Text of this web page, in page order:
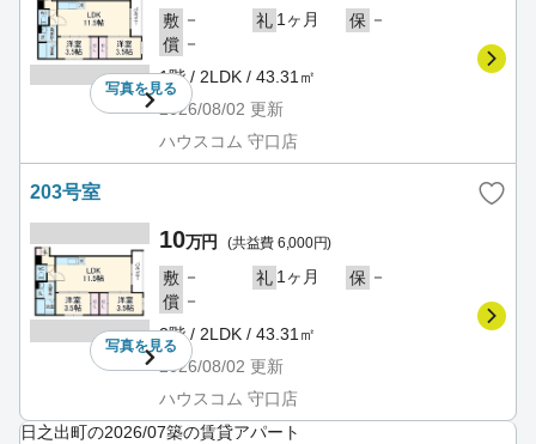
写真を見る
敷 － 礼 1ヶ月 保 －
償 －
1階 / 2LDK / 43.31㎡
2026/08/02 更新
ハウスコム 守口店
203号室
写真を見る
10万円 (共益費 6,000円)
敷 － 礼 1ヶ月 保 －
償 －
2階 / 2LDK / 43.31㎡
2026/08/02 更新
ハウスコム 守口店
日之出町の2026/07築の賃貸アパート